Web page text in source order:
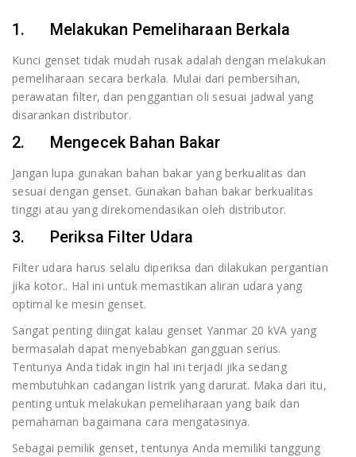
1. Melakukan Pemeliharaan Berkala
Kunci genset tidak mudah rusak adalah dengan melakukan
pemeliharaan secara berkala. Mulai dari pembersihan,
perawatan filter, dan penggantian oli sesuai jadwal yang
disarankan distributor.
2. Mengecek Bahan Bakar
Jangan lupa gunakan bahan bakar yang berkualitas dan
sesuai dengan genset. Gunakan bahan bakar berkualitas
tinggi atau yang direkomendasikan oleh distributor.
3. Periksa Filter Udara
Filter udara harus selalu diperiksa dan dilakukan pergantian
jika kotor.. Hal ini untuk memastikan aliran udara yang
optimal ke mesin genset.
Sangat penting diingat kalau genset Yanmar 20 kVA yang
bermasalah dapat menyebabkan gangguan serius.
Tentunya Anda tidak ingin hal ini terjadi jika sedang
membutuhkan cadangan listrik yang darurat. Maka dari itu,
penting untuk melakukan pemeliharaan yang baik dan
pemahaman bagaimana cara mengatasinya.
Sebagai pemilik genset, tentunya Anda memiliki tanggung